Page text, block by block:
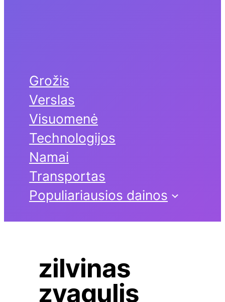
Grožis
Verslas
Visuomenė
Technologijos
Namai
Transportas
Populiariausios dainos
zilvinas
zvagulis